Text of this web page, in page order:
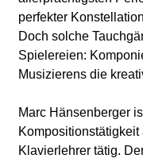
perfekter
Doch solche
Spielereien:
Musizierens die
Marc Hänsenberger
Klavierlehrer tätig.